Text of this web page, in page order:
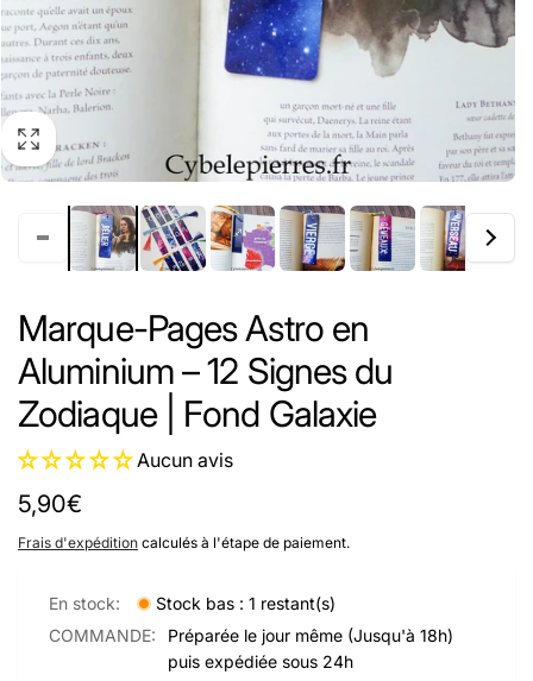
Marque-Pages Astro en
Aluminium – 12 Signes du
Zodiaque | Fond Galaxie
Aucun avis
Prix
habituel
5,90€
Frais d'expédition calculés à l'étape de paiement.
En stock:
Stock bas : 1 restant(s)
COMMANDE:
Préparée le jour même (Jusqu'à 18h)
puis expédiée sous 24h